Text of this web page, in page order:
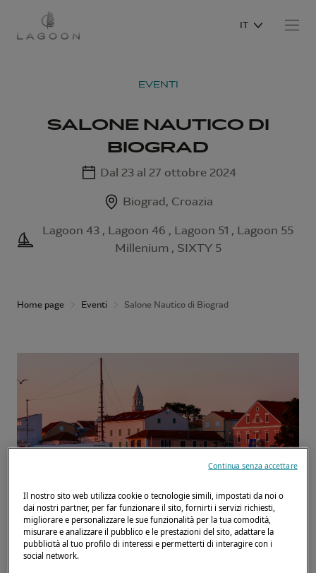
IT
EVENTI
SALONE NAUTICO DI
BIOGRAD
Dal 23 al 27 ottobre 2024
Biograd, Croazia
Lagoon 43 , Lagoon 46 , Lagoon 51 , Lagoon 55
Millenium , SIXTY 5
Home page Eventi Salone Nautico di Biograd
Incontrate i nostri team al Biograd Boat
Il nostro sito web utilizza cookie o tecnologie simili, impostati da noi o
dai nostri partner, per far funzionare il sito, fornirti i servizi richiesti,
migliorare e personalizzare le sue funzionalità per la tua comodità,
misurare e analizzare il pubblico e le prestazioni del sito, adattare la
pubblicità al tuo profilo di interessi e permetterti di interagire con i
social network.
Continua senza accettare